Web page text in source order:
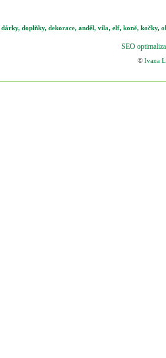
dárky, doplňky, dekorace, anděl, víla, elf, koně, kočky,
SEO
© Ivana